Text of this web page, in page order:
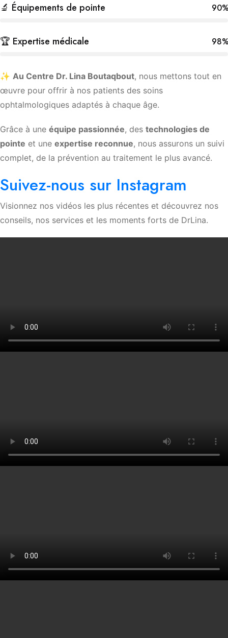
🔬 Équipements de pointe
🏆 Expertise médicale
✨ Au Centre Dr. Lina Boutaqbout, nous mettons tout en
œuvre pour offrir à nos patients des soins
ophtalmologiques adaptés à chaque âge.
Grâce à une équipe passionnée, des technologies de
pointe et une expertise reconnue, nous assurons un suivi
complet, de la prévention au traitement le plus avancé.
Suivez-nous sur Instagram
Visionnez nos vidéos les plus récentes et découvrez nos
conseils, nos services et les moments forts de DrLina.